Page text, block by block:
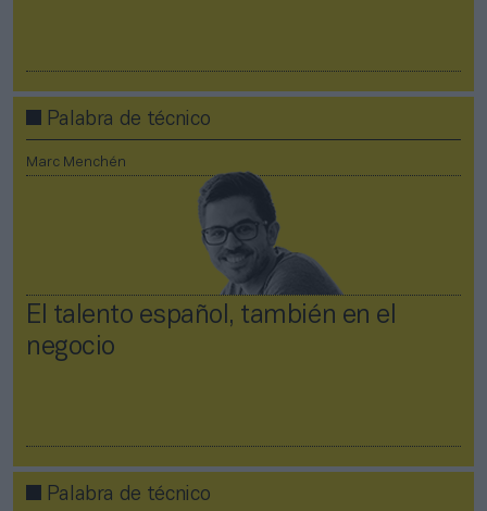
Palabra de técnico
Marc Menchén
El talento español, también en el
negocio
Palabra de técnico